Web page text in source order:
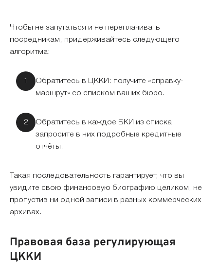
Чтобы не запутаться и не переплачивать
посредникам, придерживайтесь следующего
алгоритма:
Обратитесь в ЦККИ: получите «справку-
маршрут» со списком ваших бюро.
Обратитесь в каждое БКИ из списка:
запросите в них подробные кредитные
отчёты.
Такая последовательность гарантирует, что вы
увидите свою финансовую биографию целиком, не
пропустив ни одной записи в разных коммерческих
архивах.
Правовая база регулирующая
ЦККИ